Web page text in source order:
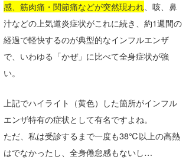
感、筋肉痛・関節痛などが突然現われ、咳、鼻
汁などの上気道炎症状がこれに続き、約1週間の
経過で軽快するのが典型的なインフルエンザ
で、いわゆる「かぜ」に比べて全身症状が強
い。
上記でハイライト（黄色）した箇所がインフル
エンザ特有の症状として有名ですよね。
ただ、私は受診するまで一度も38℃以上の高熱
はでなかったし、全身倦怠感もないし…